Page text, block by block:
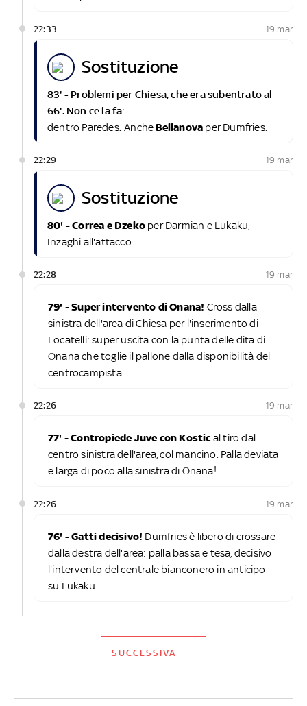
22:33 19 mar
sostituzione
83' - Problemi per Chiesa, che era subentrato al
66'. Non ce la fa:
dentro Paredes.Anche Bellanova per Dumfries.
22:29 19 mar
sostituzione
80' - Correa e Dzeko per Darmian e Lukaku,
Inzaghi all'attacco.
22:28 19 mar
79' - Super intervento di Onana! Cross dalla
sinistra dell'area di Chiesa per l'inserimento di
Locatelli: super uscita con la punta delle dita di
Onana che toglie il pallone dalla disponibilità del
centrocampista.
22:26 19 mar
77' - Contropiede Juve con Kostic al tiro dal
centro sinistra dell'area, col mancino. Palla deviata
e larga di poco alla sinistra di Onana!
22:26 19 mar
76' - Gatti decisivo! Dumfries è libero di crossare
dalla destra dell'area: palla bassa e tesa, decisivo
l'intervento del centrale bianconero in anticipo
su Lukaku.
SUCCESSIVA